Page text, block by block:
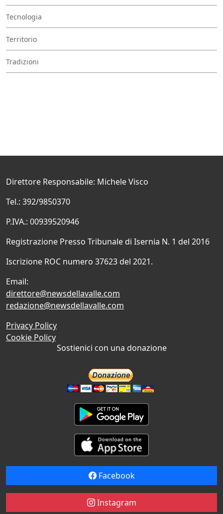
Tecnologia
Territorio
Tradizioni
Direttore Responsabile: Michele Visco
Tel.: 392/9850370
P.IVA.: 00939520946
Registrazione Presso Tribunale di Isernia N. 1 del 2016
Iscrizione ROC numero 37623 del 2021.
Email:
direttore@newsdellavalle.com
redazione@newsdellavalle.com
Privacy Policy
Cookie Policy
Sostienici con una donazione
Facebook
Instagram